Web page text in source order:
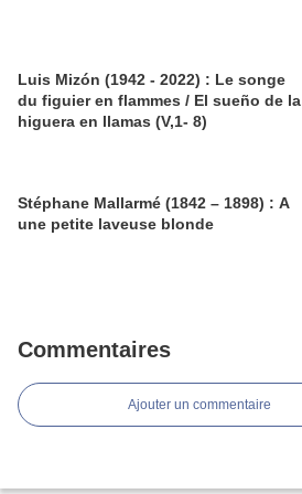
Luis Mizón (1942 - 2022) : Le songe
du figuier en flammes / El sueño de la
higuera en llamas (V,1- 8)
Stéphane Mallarmé (1842 – 1898) : A
une petite laveuse blonde
Commentaires
Ajouter un commentaire